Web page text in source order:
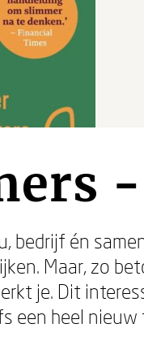
bedrijf én
Maar, zo
je. Dit
een heel